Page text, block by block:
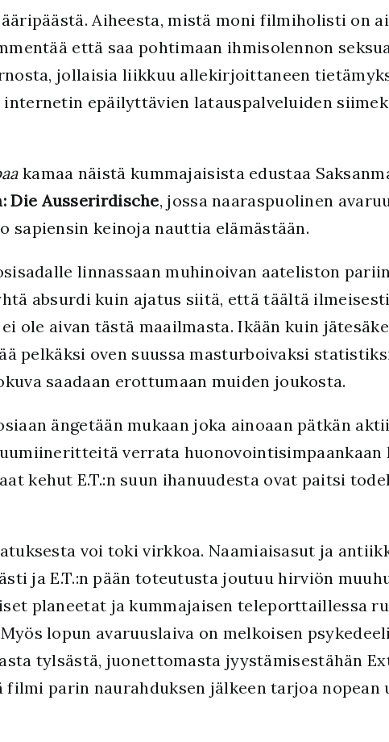
Aiheesta, mistä moni filmiholisti on
että saa pohtimaan ihmisolennon
jollaisia liikkuu allekirjoittaneen
epäilyttävien latauspalveluiden
kamaa näistä kummajaisista edustaa
Die Ausserirdische, jossa naaraspuolinen
sapiensin keinoja nauttia elämästään.
linnassaan muhinoivan aateliston
absurdi kuin ajatus siitä, että täältä
ole aivan tästä maailmasta. Ikään kuin
pelkäksi oven suussa masturboivaksi
saadaan erottumaan muiden joukosta.
ängetään mukaan joka ainoaan pätkän
verrata huonovointisimpaankaan
kehut E.T.:n suun ihanuudesta ovat paitsi
voi toki virkkoa. Naamiaisasut ja
ja E.T.:n pään toteutusta joutuu hirviön
planeetat ja kummajaisen teleporttaillessa
lopun avaruuslaiva on melkoisen
tylsästä, juonettomasta jyystämisestähän
filmi parin naurahduksen jälkeen tarjoa nopean